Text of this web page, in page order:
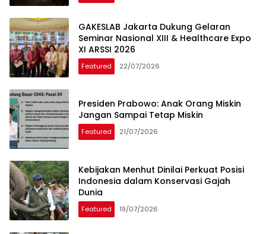
GAKESLAB Jakarta Dukung Gelaran
Seminar Nasional XIII & Healthcare Expo
XI ARSSI 2026
Featured 22/07/2026
Presiden Prabowo: Anak Orang Miskin
Jangan Sampai Tetap Miskin
Featured 21/07/2026
Kebijakan Menhut Dinilai Perkuat Posisi
Indonesia dalam Konservasi Gajah
Dunia
Featured 19/07/2026